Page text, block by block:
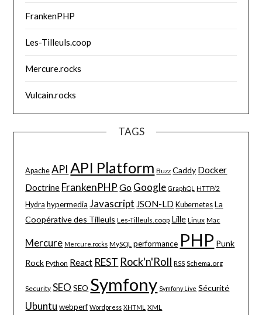
FrankenPHP
Les-Tilleuls.coop
Mercure.rocks
Vulcain.rocks
TAGS
Apache API API Platform Buzz Caddy Docker
Doctrine FrankenPHP Go Google GraphQL HTTP/2
Hydra hypermedia Javascript JSON-LD Kubernetes La
Coopérative des Tilleuls Les-Tilleuls.coop Lille Linux Mac
Mercure Mercure.rocks MySQL performance PHP Punk
Rock Python React REST Rock'n'Roll RSS Schema.org
Security SEO SEO Symfony Symfony Live Sécurité
Ubuntu webperf Wordpress XHTML XML